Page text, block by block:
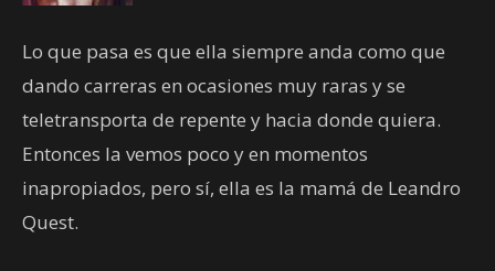
Lo que pasa es que ella siempre anda como que
dando carreras en ocasiones muy raras y se
teletransporta de repente y hacia donde quiera.
Entonces la vemos poco y en momentos
inapropiados, pero sí, ella es la mamá de Leandro
Quest.